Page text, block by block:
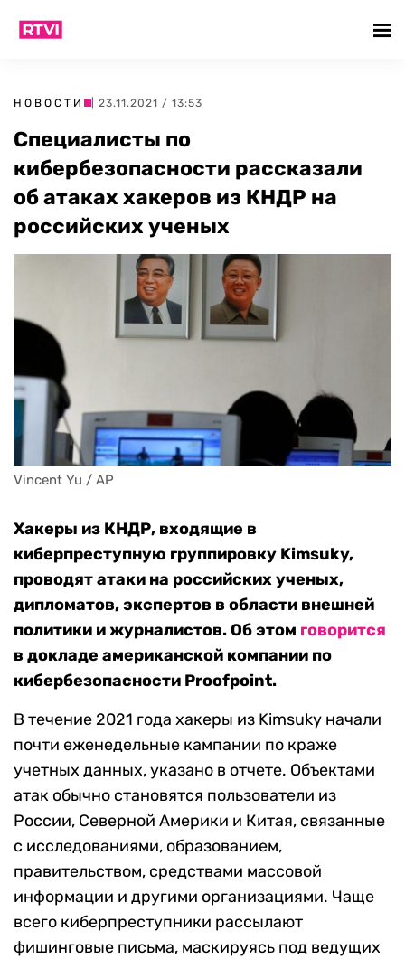
НОВОСТИ | 23.11.2021 / 13:53
Специалисты по
кибербезопасности рассказали
об атаках хакеров из КНДР на
российских ученых
Vincent Yu / AP
Хакеры из КНДР, входящие в
киберпреступную группировку Kimsuky,
проводят атаки на российских ученых,
дипломатов, экспертов в области внешней
политики и журналистов. Об этом говорится
в докладе американской компании по
кибербезопасности Proofpoint.
В течение 2021 года хакеры из Kimsuky начали
почти еженедельные кампании по краже
учетных данных, указано в отчете. Объектами
атак обычно становятся пользователи из
России, Северной Америки и Китая, связанные
с исследованиями, образованием,
правительством, средствами массовой
информации и другими организациями. Чаще
всего киберпреступники рассылают
фишинговые письма, маскируясь под ведущих